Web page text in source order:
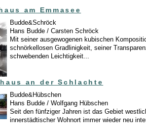
am Emmasee
Budde&Schröck
Hans Budde / Carsten Schröck
Mit seiner ausgewogenen kubischen
schnörkellosen Gradlinigkeit, seiner
schwebenden Leichtigkeit...
an der Schlachte
Budde&Hübschen
Hans Budde / Wolfgang Hübschen
Seit den fünfziger Jahren ist das Gebiet
innerstädtischer Wohnort immer wieder neu